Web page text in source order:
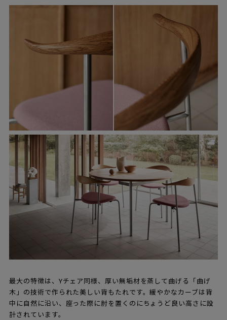
最大の特徴は、Yチェア同様、厚い無垢材を蒸して曲げる「曲げ
木」の技術で作られた美しい背もたれです。緩やかなカーブは背
中に自然に沿い、座った際に肘を置くのにちょうど良い高さに設
計されています。